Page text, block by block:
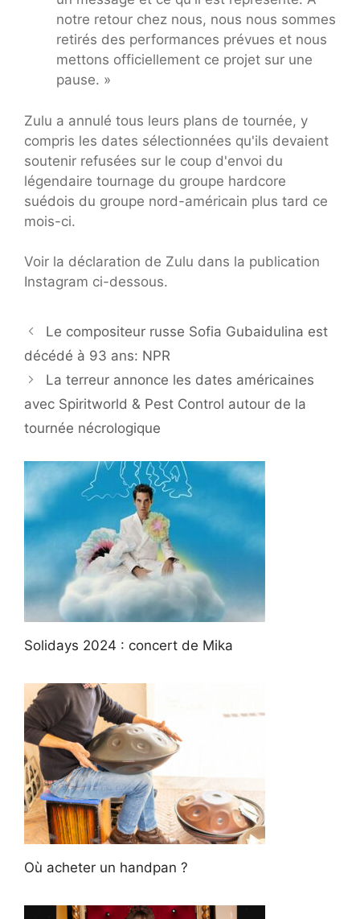
notre retour chez nous, nous nous sommes
retirés des performances prévues et nous
mettons officiellement ce projet sur une
pause. »
Zulu a annulé tous leurs plans de tournée, y
compris les dates sélectionnées qu'ils devaient
soutenir refusées sur le coup d'envoi du
légendaire tournage du groupe hardcore
suédois du groupe nord-américain plus tard ce
mois-ci.
Voir la déclaration de Zulu dans la publication
Instagram ci-dessous.
Le compositeur russe Sofia Gubaidulina est
décédé à 93 ans: NPR
La terreur annonce les dates américaines
avec Spiritworld & Pest Control autour de la
tournée nécrologique
Solidays 2024 : concert de Mika
Où acheter un handpan ?